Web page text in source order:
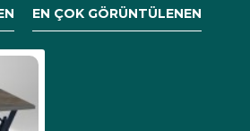
EN ÇOK GÖRÜNTÜLENEN